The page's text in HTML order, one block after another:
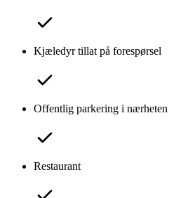
Kjæledyr tillat på forespørsel
Offentlig parkering i nærheten
Restaurant